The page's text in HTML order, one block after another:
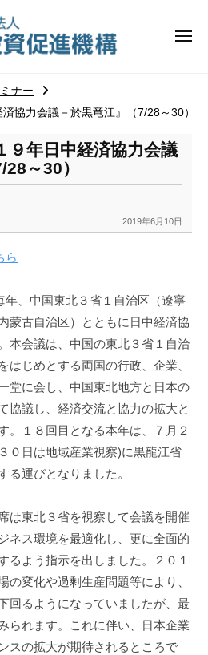
メ
ナー
協力会議－於黒竜江』（7/28～30）
９年日中経済協力会議
～30）
2019年6月10日
ら
年、中国東北３省１自治区（遼寧
蒙古自治区）とともに日中経済協
本会議は、中国の東北３省１自治
はじめとする両国の行政、企業、
堂に会し、中国東北地方と日本の
協議し、経済交流と協力の拡大と
。１８回目となる本年は、７月２
０日は地域産業視察)に黒龍江省
る運びとなりました。
は東北３省を視察して会議を開催
ネス環境を最適化し、更に全面的
るよう指示を出しました。２０１
の変化や過剰生産問題等により、
回るようになっていましたが、最
られます。これに伴い、日本企業
スの拡大が期待されるところで